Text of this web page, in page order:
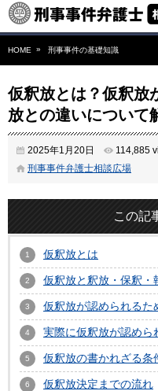
HOME 刑事事件の基礎知識
仮釈放とは？仮釈放
放との違いについて
2025年1月20日 114,885
刑事事件弁護士相談広場
この記
仮釈放とは
仮釈放と釈放・保釈・
仮釈放が認められるた
実際に仮釈放が認めら
仮釈放の書かれざる条
仮釈放決定までの流れ